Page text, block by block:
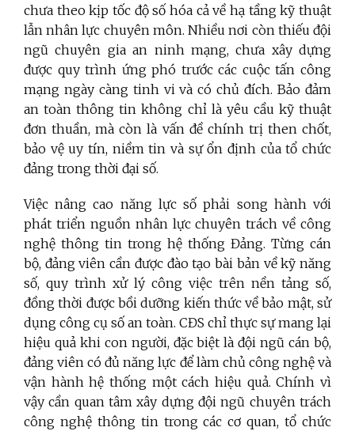
chưa theo kịp tốc độ số hóa cả về hạ tầng kỹ thuật
lẫn nhân lực chuyên môn. Nhiều nơi còn thiếu đội
ngũ chuyên gia an ninh mạng, chưa xây dựng
được quy trình ứng phó trước các cuộc tấn công
mạng ngày càng tinh vi và có chủ đích. Bảo đảm
an toàn thông tin không chỉ là yêu cầu kỹ thuật
đơn thuần, mà còn là vấn đề chính trị then chốt,
bảo vệ uy tín, niềm tin và sự ổn định của tổ chức
đảng trong thời đại số.
Việc nâng cao năng lực số phải song hành với
phát triển nguồn nhân lực chuyên trách về công
nghệ thông tin trong hệ thống Đảng. Từng cán
bộ, đảng viên cần được đào tạo bài bản về kỹ năng
số, quy trình xử lý công việc trên nền tảng số,
đồng thời được bồi dưỡng kiến thức về bảo mật, sử
dụng công cụ số an toàn. CĐS chỉ thực sự mang lại
hiệu quả khi con người, đặc biệt là đội ngũ cán bộ,
đảng viên có đủ năng lực để làm chủ công nghệ và
vận hành hệ thống một cách hiệu quả. Chính vì
vậy cần quan tâm xây dựng đội ngũ chuyên trách
công nghệ thông tin trong các cơ quan, tổ chức